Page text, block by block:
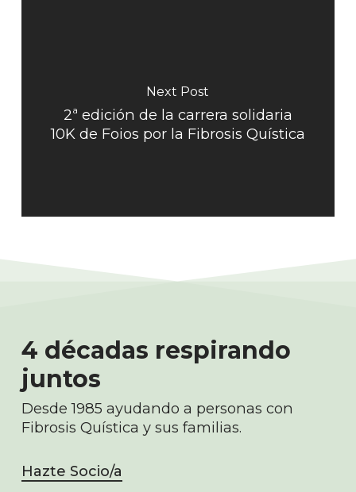
Next Post
2ª edición de la carrera solidaria
10K de Foios por la Fibrosis Quística
4 décadas respirando
juntos
Desde 1985 ayudando a personas con
Fibrosis Quística y sus familias.
Hazte Socio/a